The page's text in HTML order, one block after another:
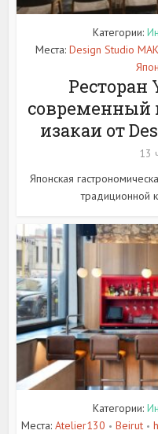
Категории:
Места: Design Studio
Ресторан
современный
изакаи от
13
Японская
традиционной
Категории:
Места: Atelier130 • Beirut •